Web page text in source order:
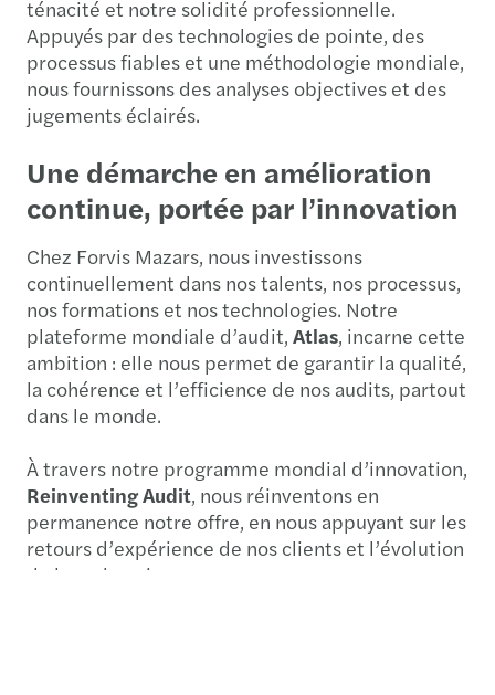
ténacité et notre solidité professionnelle.
Appuyés par des technologies de pointe, des
processus fiables et une méthodologie mondiale,
nous fournissons des analyses objectives et des
jugements éclairés.
Une démarche en amélioration
continue, portée par l’innovation
Chez Forvis Mazars, nous investissons
continuellement dans nos talents, nos processus,
nos formations et nos technologies. Notre
plateforme mondiale d’audit, Atlas, incarne cette
ambition : elle nous permet de garantir la qualité,
la cohérence et l’efficience de nos audits, partout
dans le monde.
À travers notre programme mondial d’innovation,
Reinventing Audit, nous réinventons en
permanence notre offre, en nous appuyant sur les
retours d’expérience de nos clients et l’évolution
de leurs besoins.